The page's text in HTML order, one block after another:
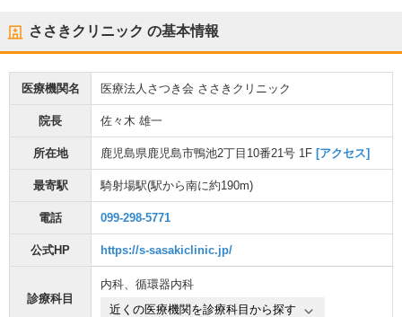
ささきクリニック の基本情報
医療機関名 医療法人さつき会 ささきクリニック
院長 佐々木 雄一
所在地 鹿児島県鹿児島市鴨池2丁目10番21号 1F [アクセス]
最寄駅 騎射場駅(駅から南に約190m)
電話 099-298-5771
公式HP https://s-sasakiclinic.jp/
診療科目
内科、 循環器内科
近くの医療機関を診療科目から探す